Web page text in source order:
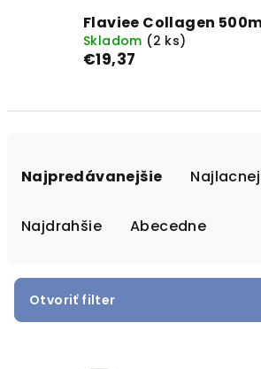
Flaviee Collagen
Skladom (2 ks)
€19,37
p
Najpredávanejšie
Najdrahšie Abecedne
Otvoriť filter